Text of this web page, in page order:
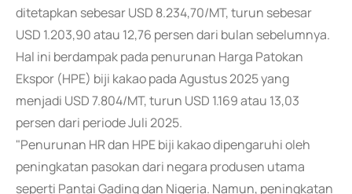
ditetapkan sebesar USD 8.234,70/MT, turun sebesar
USD 1.203,90 atau 12,76 persen dari bulan sebelumnya.
Hal ini berdampak pada penurunan Harga Patokan
Ekspor (HPE) biji kakao pada Agustus 2025 yang
menjadi USD 7.804/MT, turun USD 1.169 atau 13,03
persen dari periode Juli 2025.
"Penurunan HR dan HPE biji kakao dipengaruhi oleh
peningkatan pasokan dari negara produsen utama
seperti Pantai Gading dan Nigeria. Namun, peningkatan